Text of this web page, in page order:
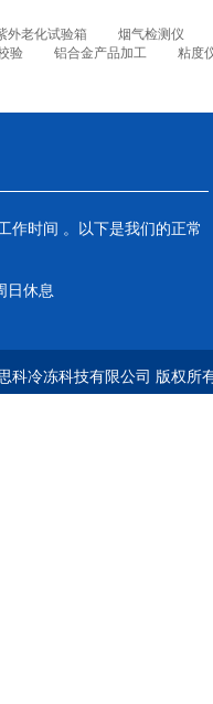
外老化试验箱
烟气检测仪
验 铝合金产品加工 粘度
作时间 。以下是我们的正常
日休息
科冷冻科技有限公司 版权所